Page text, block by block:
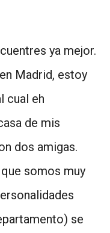
ya mejor.
Madrid, estoy
cual eh
de mis
dos amigas.
somos muy
se